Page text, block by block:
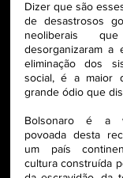
Dizer que são
de desastrosos
neoliberais
desorganizaram a
eliminação dos
social, é a maior
grande ódio que
Bolsonaro é a
povoada desta
um país
cultura construída